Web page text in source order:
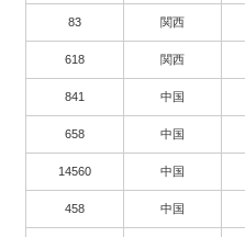
83 関西
618 関西
841 中国
658 中国
14560 中国
458 中国